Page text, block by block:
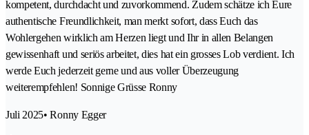
kompetent, durchdacht und zuvorkommend. Zudem schätze ich Eure
authentische Freundlichkeit, man merkt sofort, dass Euch das
Wohlergehen wirklich am Herzen liegt und Ihr in allen Belangen
gewissenhaft und seriös arbeitet, dies hat ein grosses Lob verdient. Ich
werde Euch jederzeit gerne und aus voller Überzeugung
weiterempfehlen! Sonnige Grüsse Ronny
Juli 2025• Ronny Egger